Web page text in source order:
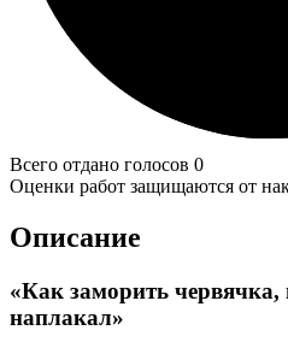
Всего отдано голосов 0
Оценки работ защищаются от
Описание
«Как заморить
наплакал»